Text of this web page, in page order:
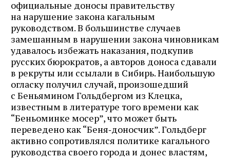
официальные доносы правительству
на нарушение закона кагальным
руководством. В большинстве случаев
замешанным в нарушении закона чиновникам
удавалось избежать наказания, подкупив
русских бюрократов, а авторов доноса сдавали
в рекруты или ссылали в Сибирь. Наибольшую
огласку получил случай, произошедший
с Беньямином Гольдбергом из Клецка,
известным в литературе того времени как
“Беньоминке мосер”, что может быть
переведено как “Беня‑доносчик”. Гольдберг
активно сопротивлялся политике кагального
руководства своего города и донес властям,